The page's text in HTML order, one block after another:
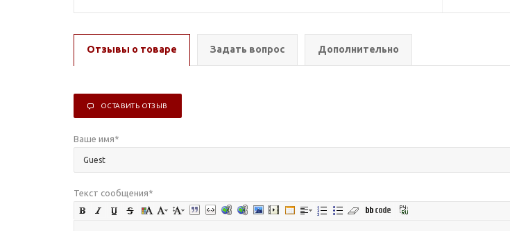
Отзывы о товаре Задать вопрос Дополнительно
ОСТАВИТЬ ОТЗЫВ
Ваше имя*
Текст сообщения*